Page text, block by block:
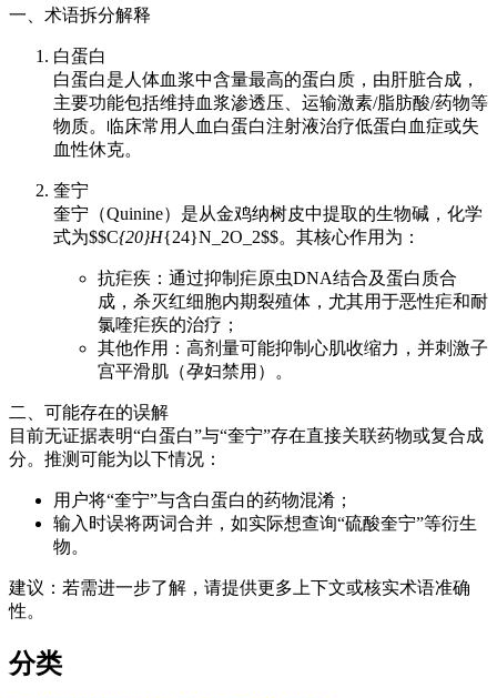
一、术语拆分解释
白蛋白
白蛋白是人体血浆中含量最高的蛋白质，由肝脏合成，
主要功能包括维持血浆渗透压、运输激素/脂肪酸/药物等
物质。临床常用人血白蛋白注射液治疗低蛋白血症或失
血性休克。
奎宁
奎宁（Quinine）是从金鸡纳树皮中提取的生物碱，化学
式为$$C{20}H{24}N_2O_2$$。其核心作用为：
抗疟疾：通过抑制疟原虫DNA结合及蛋白质合
成，杀灭红细胞内期裂殖体，尤其用于恶性疟和耐
氯喹疟疾的治疗；
其他作用：高剂量可能抑制心肌收缩力，并刺激子
宫平滑肌（孕妇禁用）。
二、可能存在的误解
目前无证据表明“白蛋白”与“奎宁”存在直接关联药物或复合成
分。推测可能为以下情况：
用户将“奎宁”与含白蛋白的药物混淆；
输入时误将两词合并，如实际想查询“硫酸奎宁”等衍生
物。
建议：若需进一步了解，请提供更多上下文或核实术语准确
性。
分类